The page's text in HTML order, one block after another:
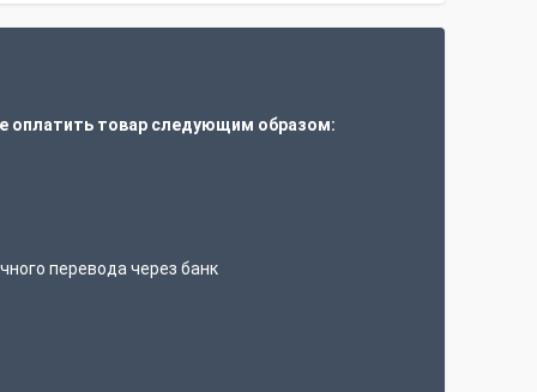
оплатить товар следующим образом:
перевода через банк